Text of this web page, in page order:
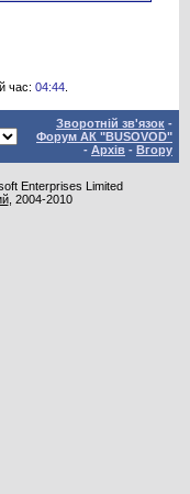
час: 04:44.
Зворотній зв'язок -
Форум АК "BUSOVOD"
- Архів - Вгору
Enterprises Limited
, 2004-2010